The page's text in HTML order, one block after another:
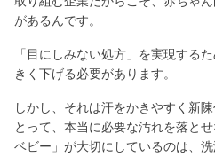
があるんです。
「目にしみない処方」を実現する
きく下げる必要があります。
しかし、それは汗をかきやすく新
とって、本当に必要な汚れを落と
ベビー」が大切にしているのは、